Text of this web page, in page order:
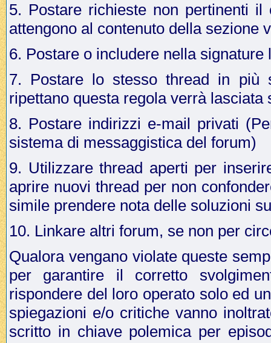
5. Postare richieste non pertinenti
attengono al contenuto della sezione
6. Postare o includere nella
7. Postare lo stesso thread in più
ripettano questa regola verrà lasciata
8. Postare indirizzi e-mail privati
sistema di messaggistica del forum)
9. Utilizzare thread aperti per
aprire nuovi thread per non
simile prendere nota delle soluzioni
10. Linkare altri forum, se non per
Qualora vengano violate queste
per garantire il corretto
rispondere del loro operato solo ed
spiegazioni e/o critiche vanno
scritto in chiave polemica per